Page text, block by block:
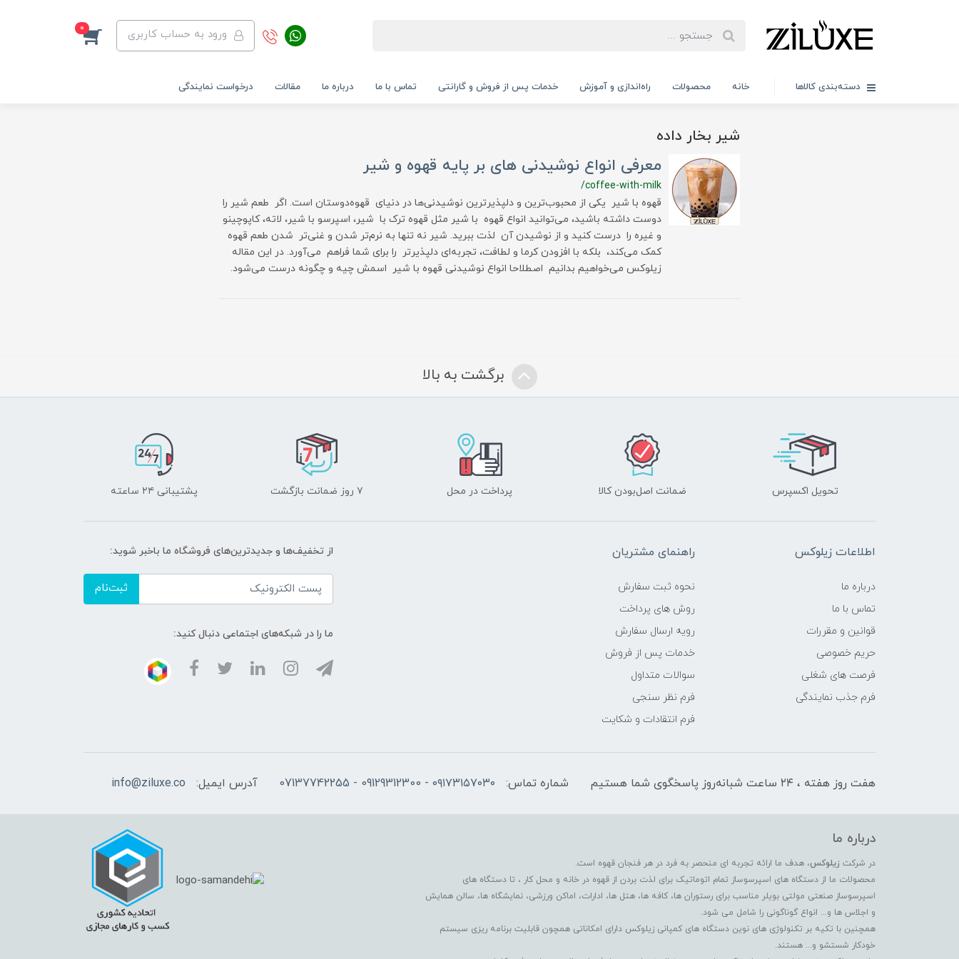
ورود به حساب کاربری 0
دسته‌بندی کالاها خانه محصولات راه‌اندازی و آموزش خدمات پس از فروش و گارانتی تماس با ما درباره ما مقالات درخواست نمایندگی
شیر بخار داده
معرفی انواع نوشیدنی های بر پایه قهوه و شیر
/coffee-with-milk
قهوه با شیر یکی از محبوب‌ترین و دلپذیرترین نوشیدنی‌ها در دنیای قهوه‌دوستان است. اگر طعم شیر را
دوست داشته باشید، می‌توانید انواع قهوه با شیر مثل قهوه ترک با شیر، اسپرسو با شیر، لاته، کاپوچینو
و غیره را درست کنید و از نوشیدن آن لذت ببرید. شیر نه تنها به نرم‌تر شدن و غنی‌تر شدن طعم قهوه
کمک می‌کند، بلکه با افزودن کرما و لطافت، تجربه‌ای دلپذیرتر را برای شما فراهم می‌آورد. در این مقاله
زیلوکس می‌خواهیم بدانیم اصطلاحا انواع نوشیدنی قهوه با شیر اسمش چیه و چگونه درست می‌شود.
برگشت به بالا
تحویل اکسپرس ضمانت اصل‌بودن کالا پرداخت در محل ۷ روز ضمانت بازگشت پشتیبانی ۲۴ ساعته
اطلاعات زیلوکس
درباره ما
تماس با ما
قوانین و مقررات
حریم خصوصی
فرصت های شغلی
فرم جذب نمایندگی
راهنمای مشتریان
نحوه ثبت سفارش
روش های پرداخت
رویه ارسال سفارش
خدمات پس از فروش
سوالات متداول
فرم نظر سنجی
فرم انتقادات و شکایت
از تخفیف‌ها و جدیدترین‌های فروشگاه ما باخبر شوید:
ثبت‌نام
ما را در شبکه‌های اجتماعی دنبال کنید:
هفت روز هفته ، ۲۴ ساعت شبانه‌روز پاسخگوی شما هستیم شماره تماس: ۰۹۱۷۳۱۵۷۰۳۰ - 09129312300 - 07137742255 آدرس ایمیل: info@ziluxe.co
درباره ما
در شرکت زیلوکس، هدف ما ارائه تجربه ای منحصر به فرد در هر فنجان قهوه است.
محصولات ما از دستگاه های اسپرسوساز تمام اتوماتیک برای لذت بردن از قهوه در خانه و محل کار ، تا دستگاه های
اسپرسوساز صنعتی مولتی بویلر مناسب برای رستوران ها، کافه ها، هتل ها، ادارات، اماکن ورزشی، نمایشگاه ها، سالن همایش
و اجلاس ها و... انواع گوناگونی را شامل می شود.
همچنین با تکیه بر تکنولوژی های نوین دستگاه های کمپانی زیلوکس دارای امکاناتی همچون قابلیت برنامه ریزی سیستم
خودکار شستشو و... هستند.